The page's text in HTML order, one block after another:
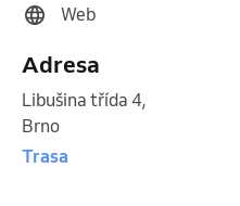
Web
Adresa
Libušina třída 4,
Brno
Trasa